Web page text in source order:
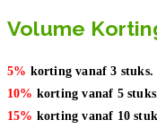
Volume
5% korting vanaf 3 stuks.
10% korting vanaf 5
15% korting vanaf 10